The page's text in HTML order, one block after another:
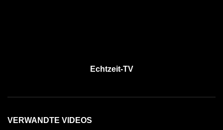
Echtzeit-TV
VERWANDTE VIDEOS